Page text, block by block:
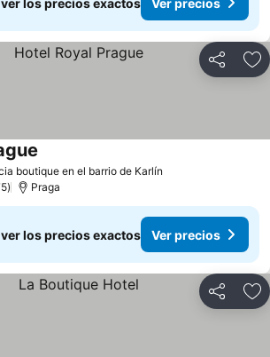
Compartir
boutique en el barrio de Karlín
Praga
los precios exactos Ver precios
Compartir